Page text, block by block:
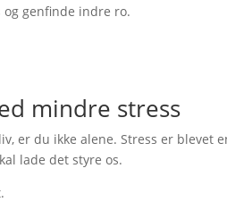
genfinde indre ro.
mindre stress
er du ikke alene. Stress er blevet
lade det styre os.